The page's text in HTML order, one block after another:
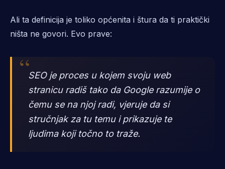
Ali ta definicija je toliko općenita i štura da ti praktički
ništa ne govori. Evo prave:
SEO je proces u kojem svoju web
stranicu radiš tako da Google razumije o
čemu se na njoj radi, vjeruje da si
stručnjak za tu temu i prikazuje te
ljudima koji točno to traže.